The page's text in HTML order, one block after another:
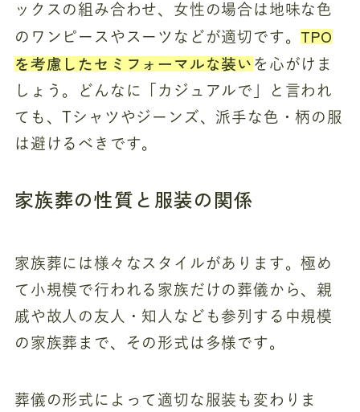
ックスの組み合わせ、女性の場合は地味な色
のワンピースやスーツなどが適切です。 TPO
を考慮したセミフォーマルな装いを心がけま
しょう。どんなに「カジュアルで」と言われ
ても、Tシャツやジーンズ、派手な色・柄の服
は避けるべきです。
家族葬の性質と服装の関係
家族葬には様々なスタイルがあります。極め
て小規模で行われる家族だけの葬儀から、親
戚や故人の友人・知人なども参列する中規模
の家族葬まで、その形式は多様です。
葬儀の形式によって適切な服装も変わりま